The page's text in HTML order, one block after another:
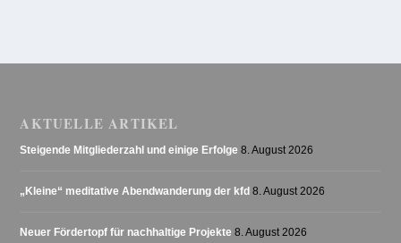
AKTUELLE ARTIKEL
Steigende Mitgliederzahl und einige Erfolge 8. August 2026
„Kleine“ meditative Abendwanderung der kfd 8. August 2026
Neuer Fördertopf für nachhaltige Projekte 8. August 2026